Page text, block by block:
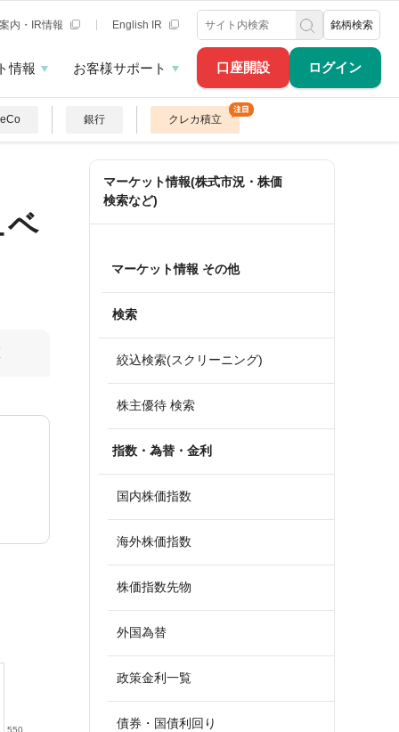
口座開設 ログイン
内・IR情報 English IR 銘柄検索
情報 お客様サポート
銀行 クレカ積立
ベ
550
マーケット情報(株式市況・株価
検索など)
マーケット情報 その他
検索
絞込検索(スクリーニング)
株主優待 検索
指数・為替・金利
国内株価指数
海外株価指数
株価指数先物
外国為替
政策金利一覧
債券・国債利回り